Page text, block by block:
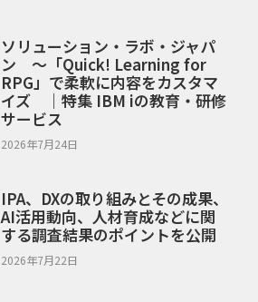
ソリューション・ラボ・ジャパ
ン ～「Quick! Learning for
RPG」で柔軟に内容をカスタマ
イズ ｜特集 IBM iの教育・研修
サービス
2026年7月24日
IPA、DXの取り組みとその成果、
AI活用動向、人材育成などに関
する調査結果のポイントを公開
2026年7月22日